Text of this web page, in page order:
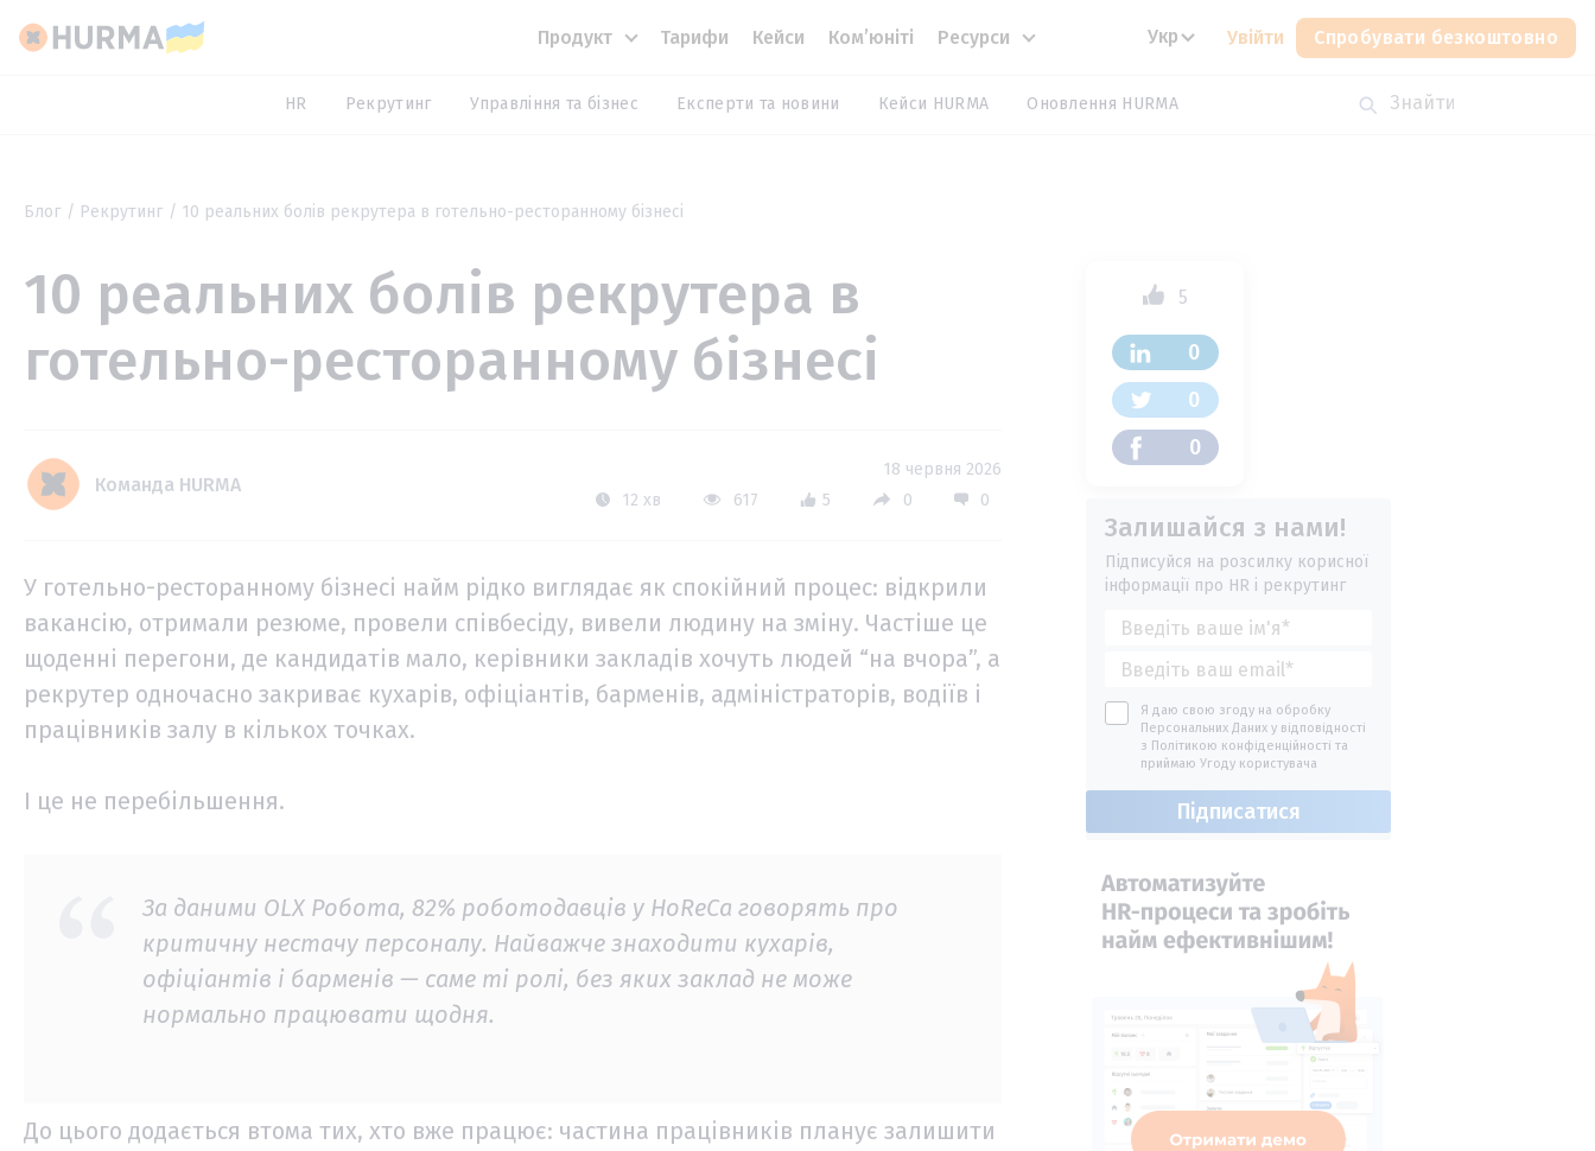
Продукт Тарифи Кейси Комʼюніті Ресурси Укр Увійти Спробувати безкоштовно
HR Рекрутинг Управління та бізнес Експерти та новини Кейси HURMA Оновлення HURMA
Блог Рекрутинг 10 реальних болів рекрутера в готельно-ресторанному бізнесі
10 реальних болів рекрутера в
готельно-ресторанному бізнесі
Команда HURMA
18 червня 2026
12 хв
617 5 0 0
У готельно-ресторанному бізнесі найм рідко виглядає як спокійний процес: відкрили
вакансію, отримали резюме, провели співбесіду, вивели людину на зміну. Частіше це
щоденні перегони, де кандидатів мало, керівники закладів хочуть людей “на вчора”, а
рекрутер одночасно закриває кухарів, офіціантів, барменів, адміністраторів, водіїв і
працівників залу в кількох точках.
І це не перебільшення.
За даними OLX Робота, 82% роботодавців у HoReCa говорять про
критичну нестачу персоналу. Найважче знаходити кухарів,
офіціантів і барменів — саме ті ролі, без яких заклад не може
нормально працювати щодня.
До цього додається втома тих, хто вже працює: частина працівників планує залишити
5
0
0
0
Залишайся з нами!
Підписуйся на розсилку корисної
інформації про HR і рекрутинг
Я даю свою згоду на обробку
Персональних Даних у відповідності
з Політикою конфіденційності та
приймаю Угоду користувача